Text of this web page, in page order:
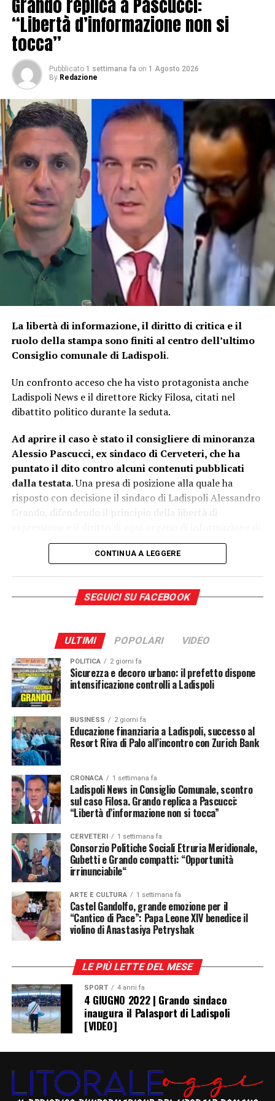
“Libertà d’informazione non si
tocca”
Pubblicato 1 settimana fa on 1 Agosto 2026
By Redazione
La libertà di informazione, il diritto di critica e il
ruolo della stampa sono finiti al centro dell’ultimo
Consiglio comunale di Ladispoli.
Un confronto acceso che ha visto protagonista anche
Ladispoli News e il direttore Ricky Filosa, citati nel
dibattito politico durante la seduta.
Ad aprire il caso è stato il consigliere di minoranza
Alessio Pascucci, ex sindaco di Cerveteri, che ha
puntato il dito contro alcuni contenuti pubblicati
dalla testata. Una presa di posizione alla quale ha
risposto con decisione il sindaco di Ladispoli Alessandro
Grando, difendendo il principio della libertà di
esercitare il proprio ruolo, anche attraverso opinioni e
Nel suo intervento il primo cittadino ha di fatto
ricordato come il pluralismo dell’informazione
rappresenti uno dei pilastri della democrazia e come
il confronto politico debba sempre rispettare il
espresse non sono condivise.
Al di là del confronto tra maggioranza e opposizione, il
dibattito offre uno spunto di riflessione che va oltre i
confini della politica locale.
Una democrazia matura si
fonda infatti sulla possibilità di esprimere idee,
opinioni e critiche senza timore di delegittimazioni.
i fatti costituisce l’essenza stessa dell’informazione
libera.
CONTINUA A LEGGERE
SEGUICI SU FACEBOOK
ULTIMI POPOLARI VIDEO
POLITICA 2 giorni fa
Sicurezza e decoro urbano: il prefetto dispone
intensificazione controlli a Ladispoli
BUSINESS 2 giorni fa
Educazione finanziaria a Ladispoli, successo al
Resort Riva di Palo all’incontro con Zurich Bank
CRONACA 1 settimana fa
Ladispoli News in Consiglio Comunale, scontro
sul caso Filosa. Grando replica a Pascucci:
“Libertà d’informazione non si tocca”
CERVETERI 1 settimana fa
Consorzio Politiche Sociali Etruria Meridionale,
Gubetti e Grando compatti: “Opportunità
irrinunciabile“
ARTE E CULTURA 1 settimana fa
Castel Gandolfo, grande emozione per il
“Cantico di Pace”: Papa Leone XIV benedice il
violino di Anastasiya Petryshak
LE PIÙ LETTE DEL MESE
SPORT 4 anni fa
4 GIUGNO 2022 | Grando sindaco
inaugura il Palasport di Ladispoli
[VIDEO]